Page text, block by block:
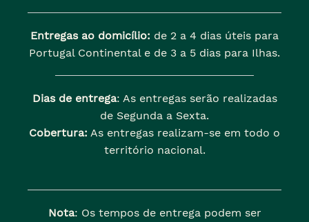
Entregas ao domicílio: de 2 a 4 dias úteis para
Portugal Continental e de 3 a 5 dias para Ilhas.
Dias de entrega: As entregas serão realizadas
de Segunda a Sexta.
Cobertura: As entregas realizam-se em todo o
território nacional.
Nota: Os tempos de entrega podem ser